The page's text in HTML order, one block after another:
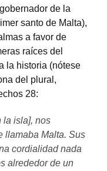
de la
santo de Malta),
a favor de
raíces del
la historia (nótese
del plural,
28:
la isla], nos
llamaba Malta. Sus
cordialidad nada
alrededor de un